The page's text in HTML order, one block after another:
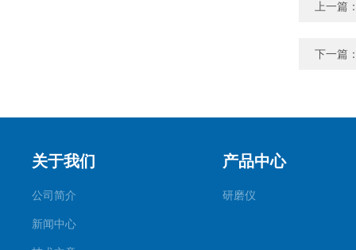
上一篇
下一篇
关于我们
公司简介
新闻中心
产品中心
研磨仪